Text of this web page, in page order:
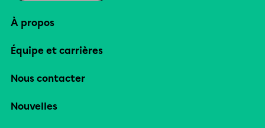
À propos
Équipe et carrières
Nous contacter
Nouvelles